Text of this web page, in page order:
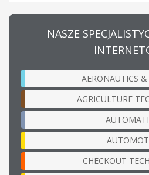
NASZE
AERONAUTICS &
AGRICULTURE
CHECKOUT